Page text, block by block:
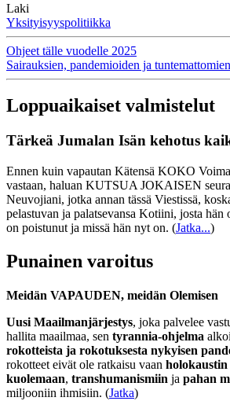
Laki
Yksityisyyspolitiikka
Ohjeet tälle vuodelle 2025
Sairauksien, pandemioiden ja
Loppuaikaiset valmistelut
Tärkeä Jumalan Isän kehotus
Ennen kuin vapautan Kätensä KOKO
vastaan, haluan KUTSUA JOKAISEN
Neuvojiani, jotka annan tässä Viestissä,
pelastuvan ja palatsevansa Kotiini, josta hän
on poistunut ja missä hän nyt on. (Jatka...)
Punainen varoitus
Meidän VAPAUDEN, meidän Olemisen
Uusi Maailmanjärjestys, joka palvelee
hallita maailmaa, sen tyrannia-ohjelma
rokotteista ja rokotuksesta nykyisen
rokotteet eivät ole ratkaisu vaan holokaustin
kuolemaan, transhumanismiin ja pahan
miljooniin ihmisiin. (Jatka)